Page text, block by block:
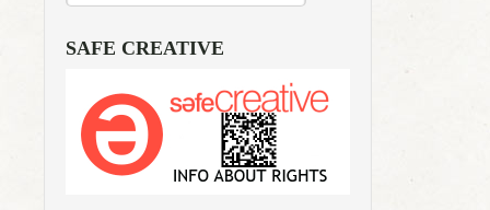
SAFE CREATIVE